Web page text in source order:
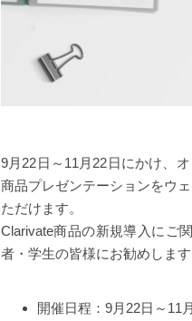
9月22日～11月22日にかけ、
商品プレゼンテーションをウ
ただけます。
Clarivate商品の新規導入にご
者・学生の皆様にお勧めします
開催日程：9月22日～11